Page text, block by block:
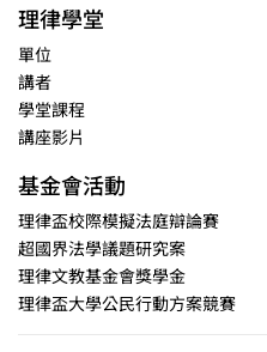
理律學堂
單位
講者
學堂課程
講座影片
基金會活動
理律盃校際模擬法庭辯論賽
超國界法學議題研究案
理律文教基金會獎學金
理律盃大學公民行動方案競賽